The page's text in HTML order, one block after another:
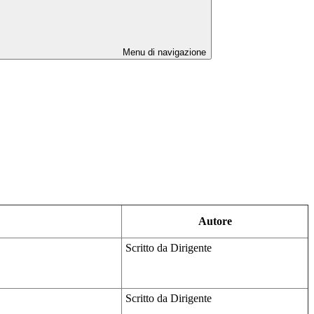
Menu di navigazione
Autore
Scritto da Dirigente
Scritto da Dirigente